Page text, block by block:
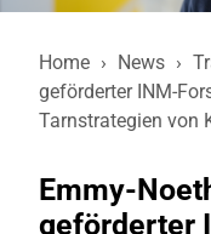
Home › News ›
geförderter INM-
Tarnstrategien von
Emmy-
geförderter